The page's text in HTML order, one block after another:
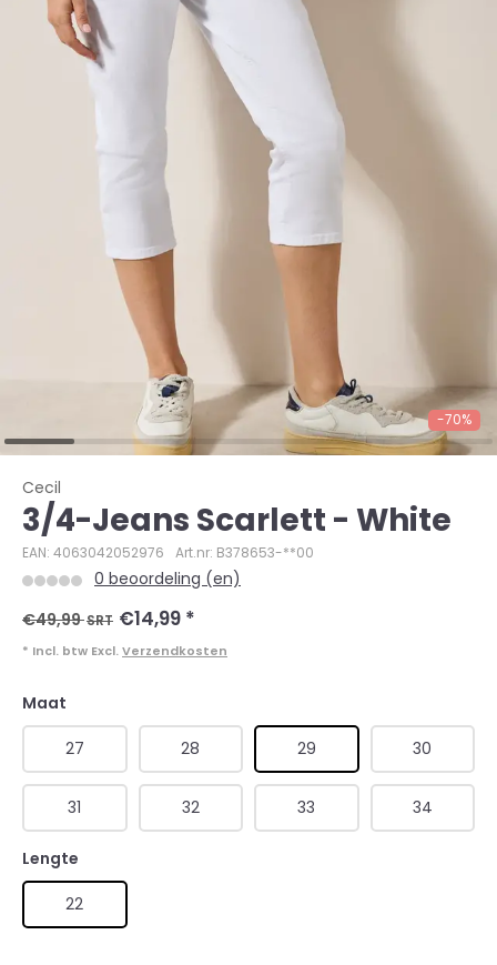
-70%
Cecil
3/4-Jeans Scarlett - White
EAN: 4063042052976 Art.nr: B378653-**00
0 beoordeling (en)
€49,99SRT €14,99 *
* Incl. btw Excl. Verzendkosten
Maat
27 28 29 30
31 32 33 34
Lengte
22